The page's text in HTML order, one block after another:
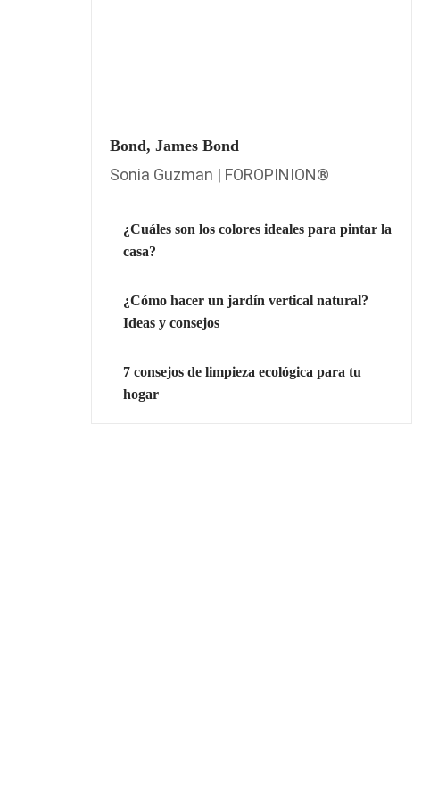
Bond, James Bond
Sonia Guzman | FOROPINION®
¿Cuáles son los colores ideales para pintar la
casa?
¿Cómo hacer un jardín vertical natural?
Ideas y consejos
7 consejos de limpieza ecológica para tu
hogar